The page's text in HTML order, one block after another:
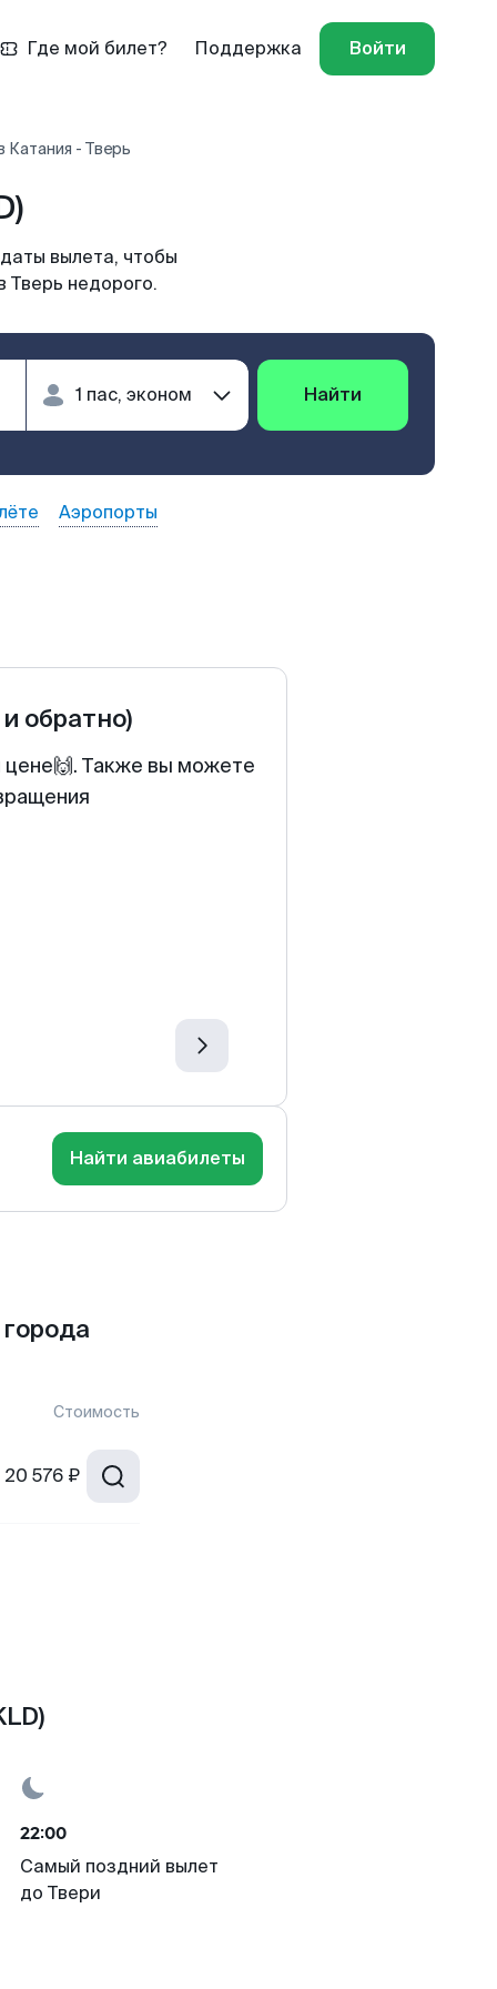
Где мой билет? Поддержка Войти
Катания - Тверь
вылета, чтобы
Тверь недорого.
Найти
Аэропорты
обратно)
цене🙌. Также вы можете
Найти авиабилеты
Стоимость
20 576 ₽
22:00
Самый поздний вылет
до Твери